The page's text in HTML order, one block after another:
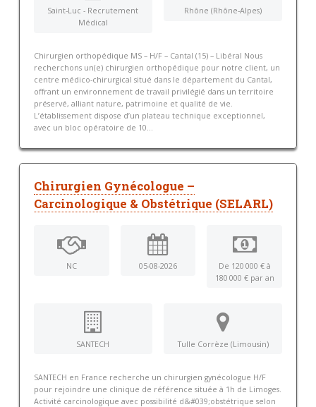
Saint-Luc - Recrutement
Médical
Rhône (Rhône-Alpes)
Chirurgien orthopédique MS – H/F – Cantal (15) – Libéral Nous
recherchons un(e) chirurgien orthopédique pour notre client, un
centre médico-chirurgical situé dans le département du Cantal,
offrant un environnement de travail privilégié dans un territoire
préservé, alliant nature, patrimoine et qualité de vie.
L’établissement dispose d’un plateau technique exceptionnel,
avec un bloc opératoire de 10...
Chirurgien Gynécologue –
Carcinologique & Obstétrique (SELARL)
NC 05-08-2026
De 120 000 € à
180 000 € par an
SANTECH Tulle Corrèze (Limousin)
SANTECH en France recherche un chirurgien gynécologue H/F
pour rejoindre une clinique de référence située à 1h de Limoges.
Activité carcinologique avec possibilité d&#039;obstétrique selon